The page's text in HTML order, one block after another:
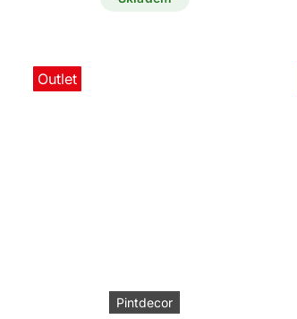
Outlet
Pintdecor